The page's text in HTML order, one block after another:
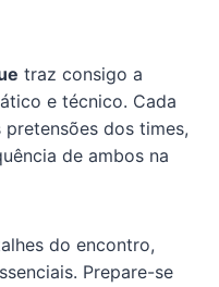
traz consigo a
e técnico. Cada
dos times,
de ambos na
do encontro,
Prepare-se